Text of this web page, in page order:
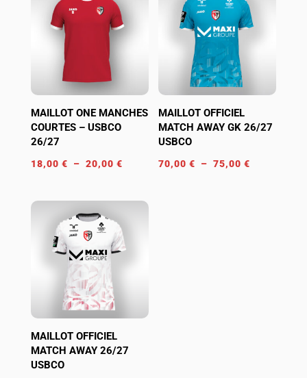
20,00 €
à
20,00 €
MAILLOT ONE MANCHES
COURTES – USBCO
26/27
18,00 € – 20,00 €Plage
prix :
à
20,00 €
MAILLOT OFFICIEL
MATCH AWAY GK 26/27
USBCO
70,00€ – 75,00€
MAILLOT OFFICIEL
MATCH AWAY 26/27
USBCO